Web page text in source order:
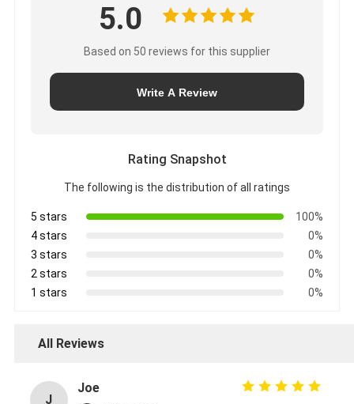
5.0
Based on 50 reviews for this supplier
Write A Review
Rating Snapshot
The following is the distribution of all ratings
5 stars
100%
4 stars
0%
3 stars
0%
2 stars
0%
1 stars
0%
All Reviews
J
Joe